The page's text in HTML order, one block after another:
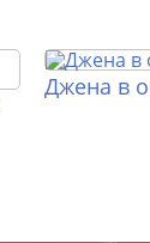
Джена в